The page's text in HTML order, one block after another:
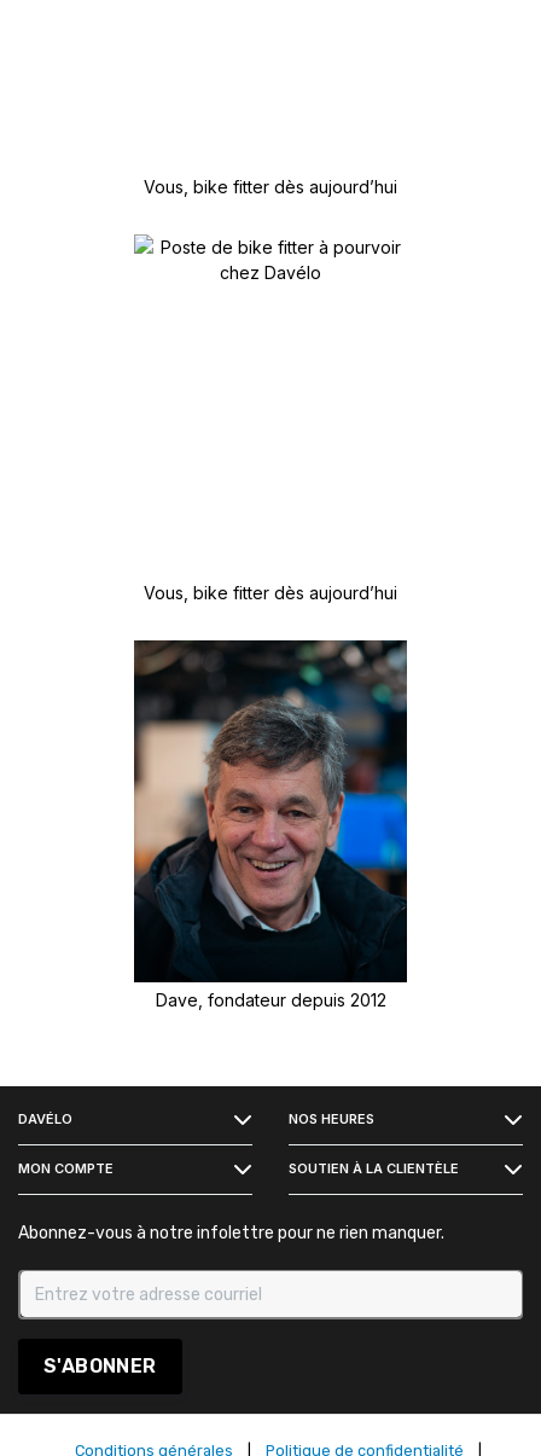
Vous, bike fitter dès aujourd’hui
Vous, bike fitter dès aujourd’hui
Dave, fondateur depuis 2012
DAVÉLO NOS HEURES
MON COMPTE SOUTIEN À LA CLIENTÈLE
Abonnez-vous à notre infolettre pour ne rien manquer.
S'ABONNER
Conditions générales Politique de confidentialité